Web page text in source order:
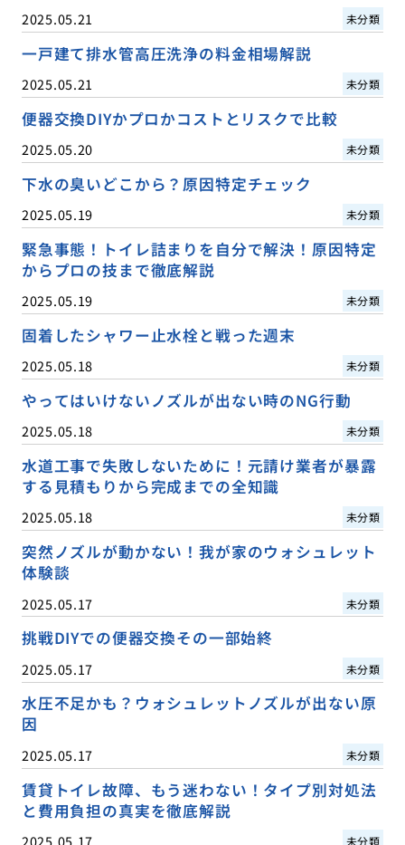
2025.05.21 未分類
一戸建て排水管高圧洗浄の料金相場解説
2025.05.21 未分類
便器交換DIYかプロかコストとリスクで比較
2025.05.20 未分類
下水の臭いどこから？原因特定チェック
2025.05.19 未分類
緊急事態！トイレ詰まりを自分で解決！原因特定
からプロの技まで徹底解説
2025.05.19 未分類
固着したシャワー止水栓と戦った週末
2025.05.18 未分類
やってはいけないノズルが出ない時のNG行動
2025.05.18 未分類
水道工事で失敗しないために！元請け業者が暴露
する見積もりから完成までの全知識
2025.05.18 未分類
突然ノズルが動かない！我が家のウォシュレット
体験談
2025.05.17 未分類
挑戦DIYでの便器交換その一部始終
2025.05.17 未分類
水圧不足かも？ウォシュレットノズルが出ない原
因
2025.05.17 未分類
賃貸トイレ故障、もう迷わない！タイプ別対処法
と費用負担の真実を徹底解説
2025.05.17 未分類